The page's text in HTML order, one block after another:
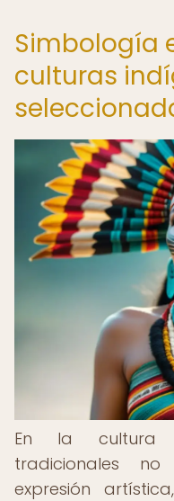
Simbología
culturas
En la cultura
tradicionales
expresión